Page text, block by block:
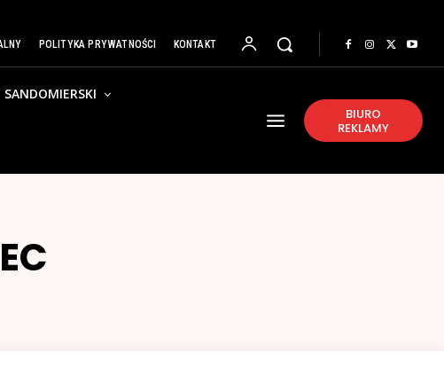
POLITYKA PRYWATNOŚCI KONTAKT
BIURO
REKLAMY